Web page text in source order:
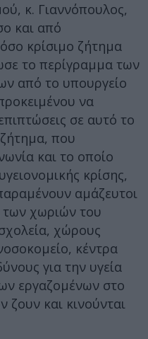
κ. Γιαννόπουλος,
και από
κρίσιμο ζήτημα
το περίγραμμα των
από το υπουργείο
να
σε αυτό το
που
και το οποίο
κρίσης,
αμάζευτοι
των χωριών του
χώρους
κέντρα
για την υγεία
εργαζομένων στο
ζουν και κινούνται